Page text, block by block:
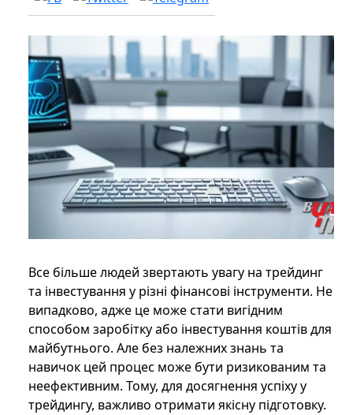
Все більше людей звертають увагу на трейдинг
та інвестування у різні фінансові інструменти. Не
випадково, адже це може стати вигідним
способом заробітку або інвестування коштів для
майбутнього. Але без належних знань та
навичок цей процес може бути ризикованим та
неефективним. Тому, для досягнення успіху у
трейдингу, важливо отримати якісну підготовку.